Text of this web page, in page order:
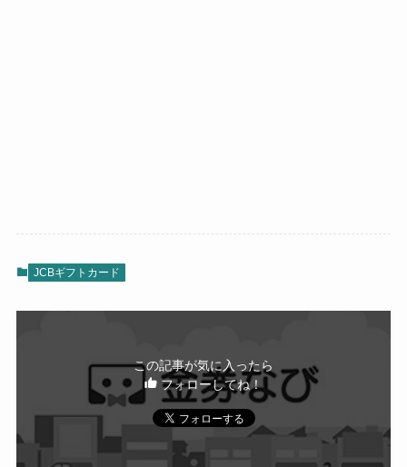
JCBギフトカード
この記事が気に入ったら
フォローしてね！